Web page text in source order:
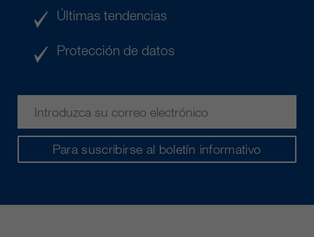
Para suscribirse al boletín informativo
Últimas tendencias
Protección de datos